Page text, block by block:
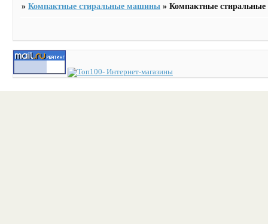
»Компактные стиральные машины »Компактные